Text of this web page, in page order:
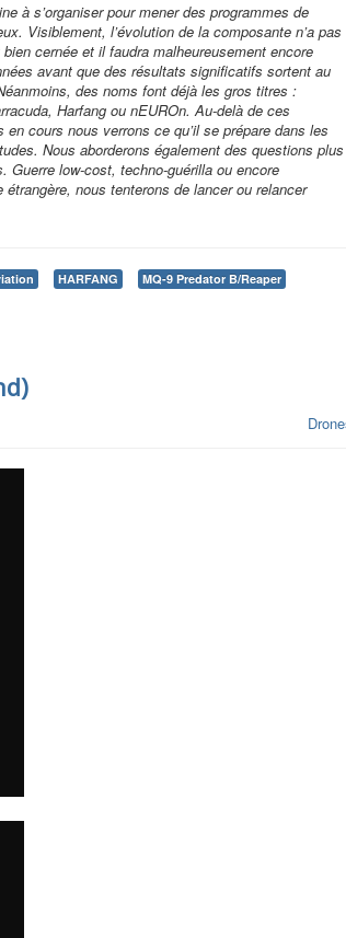
à s’organiser pour mener des programmes de
Visiblement, l’évolution de la composante n’a pas
cernée et il faudra malheureusement encore
avant que des résultats significatifs sortent au
des noms font déjà les gros titres :
Harfang ou nEUROn. Au-delà de ces
en cours nous verrons ce qu’il se prépare dans les
Nous aborderons également des questions plus
Guerre low-cost, techno-guérilla ou encore
étrangère, nous tenterons de lancer ou relancer
HARFANG
MQ-9 Predator B/Reaper